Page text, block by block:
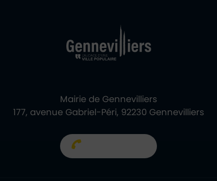
Mairie de Gennevilliers
177, avenue Gabriel-Péri, 92230 Gennevilliers